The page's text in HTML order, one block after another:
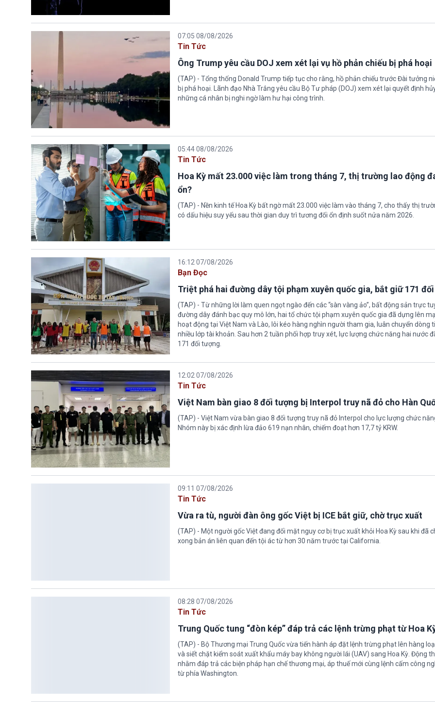
07:05 08/08/2026
Tin Tức
Ông Trump yêu cầu DOJ xem xét lại vụ hồ phản chiếu bị phá hoại
(TAP) - Tổng thống Donald Trump tiếp tục cho rằng, hồ phản chiếu trước Đài tưởng
bị phá hoại. Lãnh đạo Nhà Trắng yêu cầu Bộ Tư pháp (DOJ) xem xét lại quyết định
những cá nhân bị nghi ngờ làm hư hại công trình.
05:44 08/08/2026
Tin Tức
Hoa Kỳ mất 23.000 việc làm trong tháng 7, thị trường lao động
ổn?
(TAP) - Nền kinh tế Hoa Kỳ bất ngờ mất 23.000 việc làm vào tháng 7, cho thấy thị
có dấu hiệu suy yếu sau thời gian duy trì tương đối ổn định suốt nửa năm 2026.
16:12 07/08/2026
Bạn Đọc
Triệt phá hai đường dây tội phạm xuyên quốc gia, bắt giữ 171
(TAP) - Từ những lời làm quen ngọt ngào đến các “sàn vàng ảo”, bất động sản trực
đường dây đánh bạc quy mô lớn, hai tổ chức tội phạm xuyên quốc gia đã dựng lên
hoạt động tại Việt Nam và Lào, lôi kéo hàng nghìn người tham gia, luân chuyển dòng
nhiều lớp tài khoản. Sau hơn 2 tuần phối hợp truy xét, lực lượng chức năng hai nước
171 đối tượng.
12:02 07/08/2026
Tin Tức
Việt Nam bàn giao 8 đối tượng bị Interpol truy nã đỏ cho Hàn
(TAP) - Việt Nam vừa bàn giao 8 đối tượng truy nã đỏ Interpol cho lực lượng chức
Nhóm này bị xác định lừa đảo 619 nạn nhân, chiếm đoạt hơn 17,7 tỷ KRW.
09:11 07/08/2026
Tin Tức
Vừa ra tù, người đàn ông gốc Việt bị ICE bắt giữ, chờ trục xuất
(TAP) - Một người gốc Việt đang đối mặt nguy cơ bị trục xuất khỏi Hoa Kỳ sau khi đã
xong bản án liên quan đến tội ác từ hơn 30 năm trước tại California.
08:28 07/08/2026
Tin Tức
Trung Quốc tung “đòn kép” đáp trả các lệnh trừng phạt từ Hoa
(TAP) - Bộ Thương mại Trung Quốc vừa tiến hành áp đặt lệnh trừng phạt lên hàng
và siết chặt kiểm soát xuất khẩu máy bay không người lái (UAV) sang Hoa Kỳ. Động
nhằm đáp trả các biện pháp hạn chế thương mại, áp thuế mới cùng lệnh cấm công
từ phía Washington.